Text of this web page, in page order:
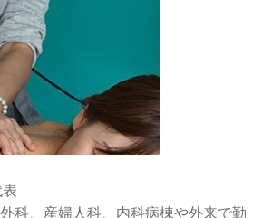
科、産婦人科、内科病棟や外来で勤